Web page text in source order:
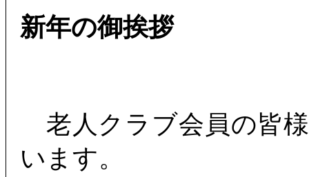
新年の御挨拶
老人クラブ会員の皆
います。